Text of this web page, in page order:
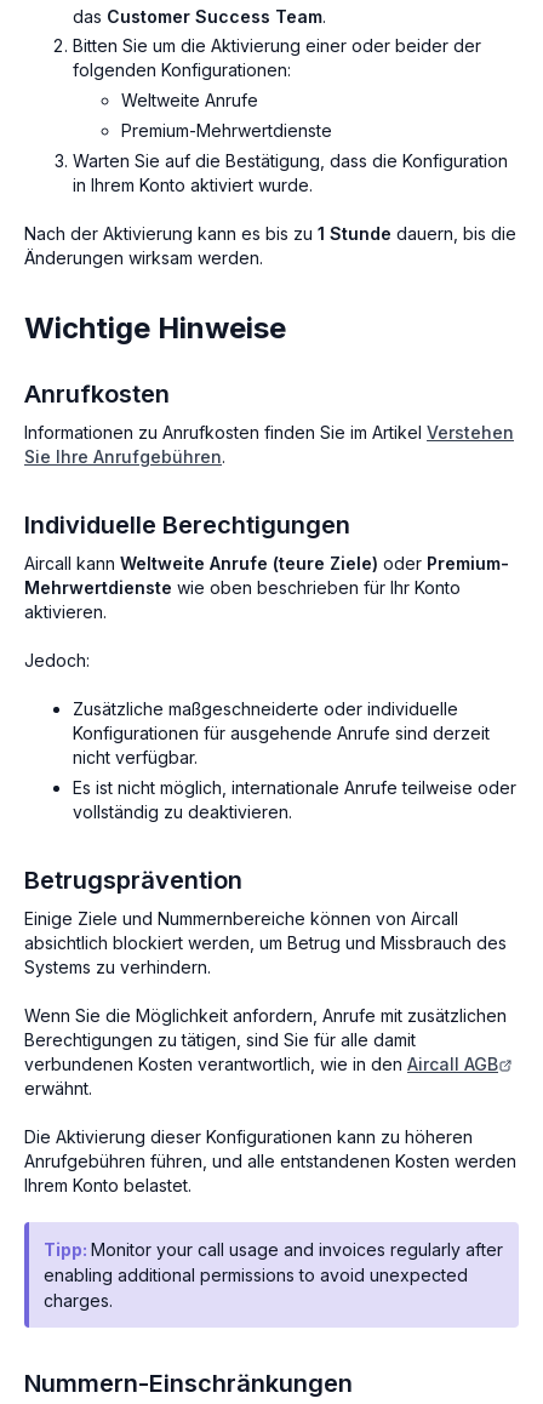
das Customer Success Team.
Bitten Sie um die Aktivierung einer oder beider der
folgenden Konfigurationen:
Weltweite Anrufe
Premium-Mehrwertdienste
Warten Sie auf die Bestätigung, dass die Konfiguration
in Ihrem Konto aktiviert wurde.
Nach der Aktivierung kann es bis zu 1 Stunde dauern, bis die
Änderungen wirksam werden.
Wichtige Hinweise
Anrufkosten
Informationen zu Anrufkosten finden Sie im Artikel Verstehen
Sie Ihre Anrufgebühren.
Individuelle Berechtigungen
Aircall kann Weltweite Anrufe (teure Ziele) oder Premium-
Mehrwertdienste wie oben beschrieben für Ihr Konto
aktivieren.
Jedoch:
Zusätzliche maßgeschneiderte oder individuelle
Konfigurationen für ausgehende Anrufe sind derzeit
nicht verfügbar.
Es ist nicht möglich, internationale Anrufe teilweise oder
vollständig zu deaktivieren.
Betrugsprävention
Einige Ziele und Nummernbereiche können von Aircall
absichtlich blockiert werden, um Betrug und Missbrauch des
Systems zu verhindern.
Wenn Sie die Möglichkeit anfordern, Anrufe mit zusätzlichen
Berechtigungen zu tätigen, sind Sie für alle damit
verbundenen Kosten verantwortlich, wie in den Aircall AGB
erwähnt.
Die Aktivierung dieser Konfigurationen kann zu höheren
Anrufgebühren führen, und alle entstandenen Kosten werden
Ihrem Konto belastet.
Tipp: Monitor your call usage and invoices regularly after
enabling additional permissions to avoid unexpected
charges.
Nummern-Einschränkungen